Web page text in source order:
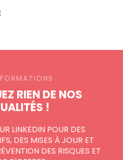
RIEN DE NOS
!
LINKEDIN POUR DES
DES MISES À JOUR ET
DES RISQUES ET